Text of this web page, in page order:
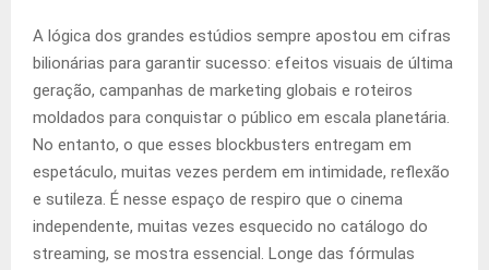
A lógica dos grandes estúdios sempre apostou em cifras
bilionárias para garantir sucesso: efeitos visuais de última
geração, campanhas de marketing globais e roteiros
moldados para conquistar o público em escala planetária.
No entanto, o que esses blockbusters entregam em
espetáculo, muitas vezes perdem em intimidade, reflexão
e sutileza. É nesse espaço de respiro que o cinema
independente, muitas vezes esquecido no catálogo do
streaming, se mostra essencial. Longe das fórmulas